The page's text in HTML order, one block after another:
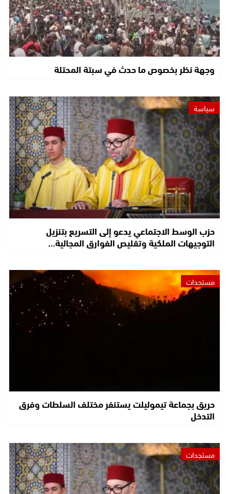
وجهة نظر بخصوص ما حدث في سبتة المحتلة
سياسة
حزب الوسط الاجتماعي يدعو إلى التسريع بتنزيل
التوجيهات الملكية وتقليص الفوارق المجالية…
مستجدات
حريق بجماعة تيموليلت يستنفر مختلف السلطات وفرق
التدخل
مستجدات